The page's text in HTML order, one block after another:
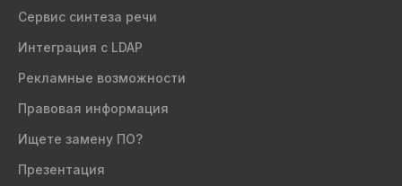
Сервис синтеза речи
Интеграция с LDAP
Рекламные возможности
Правовая информация
Ищете замену ПО?
Презентация